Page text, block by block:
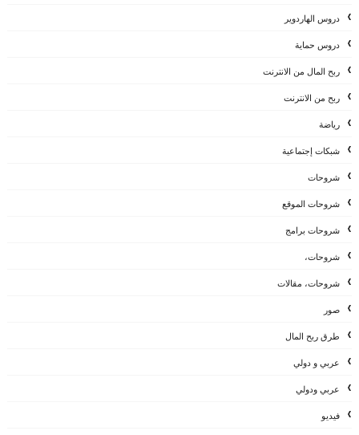
دروس الهاردوير
دروس حماية
ربح المال من الانترنت
ربح من الانترنت
رياضة
شبكات إجتماعية
شروحات
شروحات الموقع
شروحات برامج
شروحات،
شروحات، مقالات
صور
طرق ربح المال
عربي و دولي
عربي ودولي
فيديو